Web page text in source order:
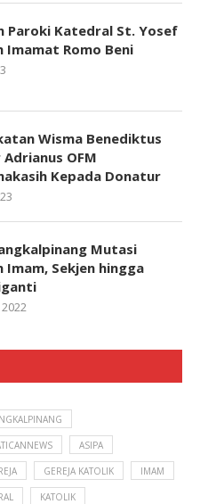
Paroki Katedral St. Yosef
Imamat Romo Beni
Wisma Benediktus
OFM
Kepada Donatur
Mutasi
Imam, Sekjen hingga
ASIPA
GEREJA KATOLIK IMAM
KATOLIK